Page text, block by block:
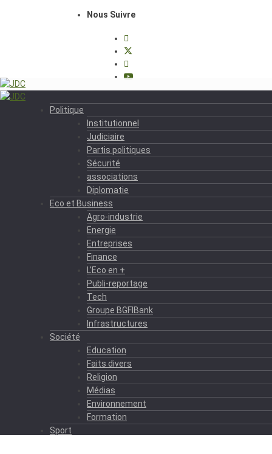
Nous Suivre
Politique
Institutionnel
Judiciaire
Partis politiques
Sécurité
associations
Diplomatie
Eco et Business
Agro-industrie
Energie
Entreprises
Finance
L’Eco en +
Publi-reportage
Tech
Groupe BGFIBank
Infrastructures
Société
Education
Faits divers
Religion
Médias
Environnement
Formation
Sport